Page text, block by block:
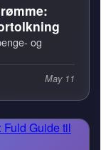
og
May 11